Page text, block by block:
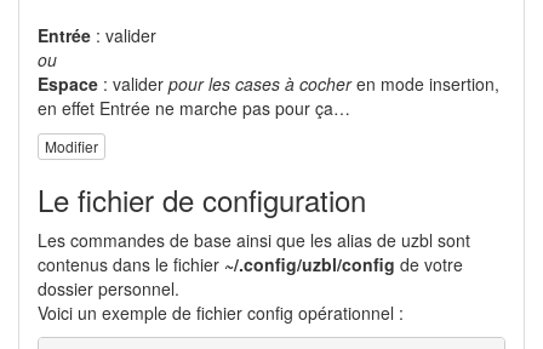
Entrée : valider
ou
Espace : valider pour les cases à cocheren mode insertion,
en effet Entrée ne marche pas pour ça…
Modifier
Le fichier de configuration
Les commandes de base ainsi que les alias de uzbl sont
contenus dans le fichier ~/.config/uzbl/config de votre
dossier personnel.
Voici un exemple de fichier config opérationnel :